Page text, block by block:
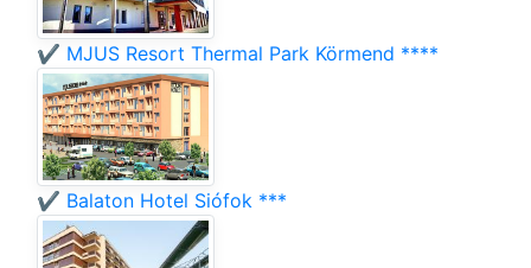
✔️ MJUS Resort Thermal Park Körmend ****
✔️ Balaton Hotel Siófok ***